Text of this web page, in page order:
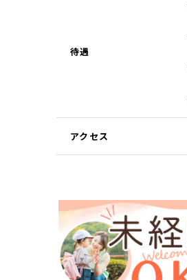
待遇
アクセス